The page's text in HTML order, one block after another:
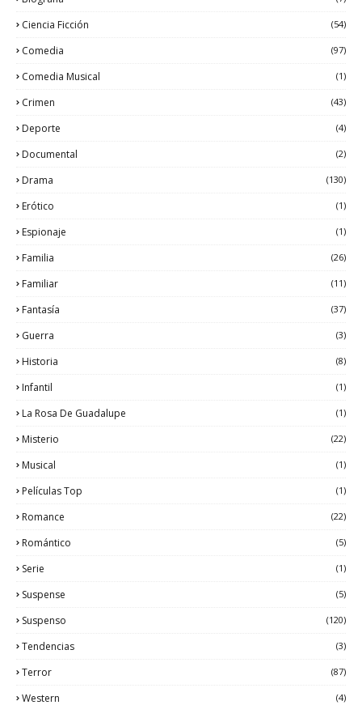
Ciencia Ficción (54)
Comedia (97)
Comedia Musical (1)
Crimen (43)
Deporte (4)
Documental (2)
Drama (130)
Erótico (1)
Espionaje (1)
Familia (26)
Familiar (11)
Fantasía (37)
Guerra (3)
Historia (8)
Infantil (1)
La Rosa De Guadalupe (1)
Misterio (22)
Musical (1)
Películas Top (1)
Romance (22)
Romántico (5)
Serie (1)
Suspense (5)
Suspenso (120)
Tendencias (3)
Terror (87)
Western (4)